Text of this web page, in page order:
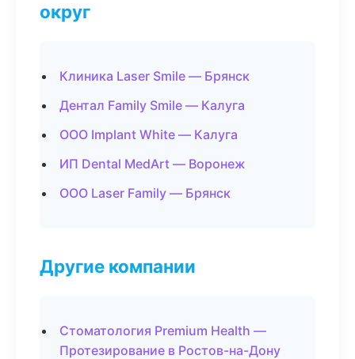
округ
Клиника Laser Smile — Брянск
Дентал Family Smile — Калуга
ООО Implant White — Калуга
ИП Dental MedArt — Воронеж
ООО Laser Family — Брянск
Другие компании
Стоматология Premium Health —
Протезирование в Ростов-на-Дону